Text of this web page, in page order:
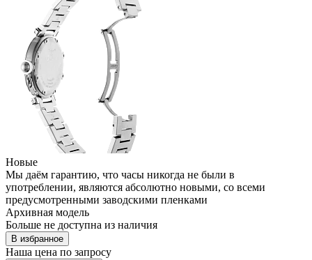
Новые
Мы даём гарантию, что часы никогда не были в
употреблении, являются абсолютно новыми, со всеми
предусмотренными заводскими пленками
Архивная модель
Больше не доступна из наличия
В избранное
Наша цена по запросу